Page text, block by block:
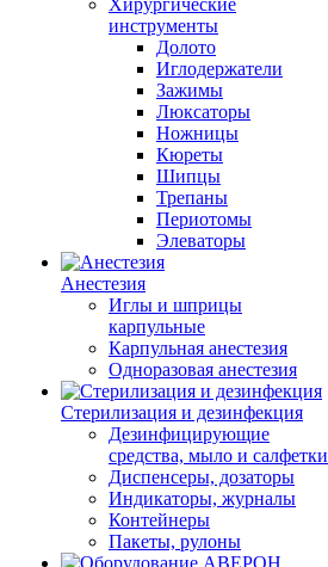
Хирургические
инструменты
Долото
Иглодержатели
Зажимы
Люксаторы
Ножницы
Кюреты
Шипцы
Трепаны
Периотомы
Элеваторы
Анестезия
Иглы и шприцы
карпульные
Карпульная анестезия
Одноразовая анестезия
Стерилизация и дезинфекция
Дезинфицирующие
средства, мыло и салфетки
Диспенсеры, дозаторы
Индикаторы, журналы
Контейнеры
Пакеты, рулоны